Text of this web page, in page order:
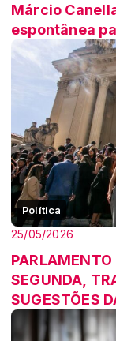
Márcio
espontânea
Política
25/05/2026
SEGUNDA,
SUGESTÕES
REDE